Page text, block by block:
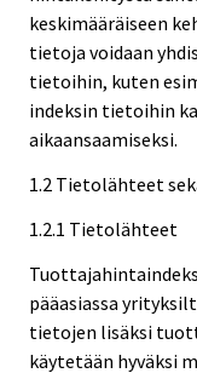
keskimääräiseen
tietoja voidaan
tietoihin, kuten
indeksin tietoihin
aikaansaamiseksi.
1.2 Tietolähteet
1.2.1 Tietolähteet
pääasiassa
tietojen lisäksi
käytetään hyväksi